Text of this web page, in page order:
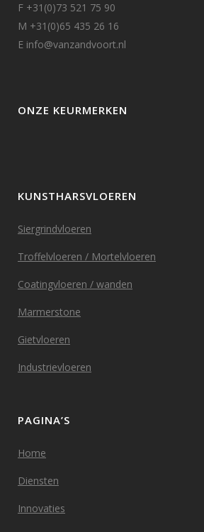
F +31(0)73 521 75 90
M +31(0)65 435 26 16
E info@vanzandvoort.nl
ONZE KEURMERKEN
KUNSTHARSVLOEREN
Siergrindvloeren
Troffelvloeren / Mortelvloeren
Coatingvloeren / wanden
Marmerstone
Gietvloeren
Industrievloeren
PAGINA’S
Home
Diensten
Innovaties